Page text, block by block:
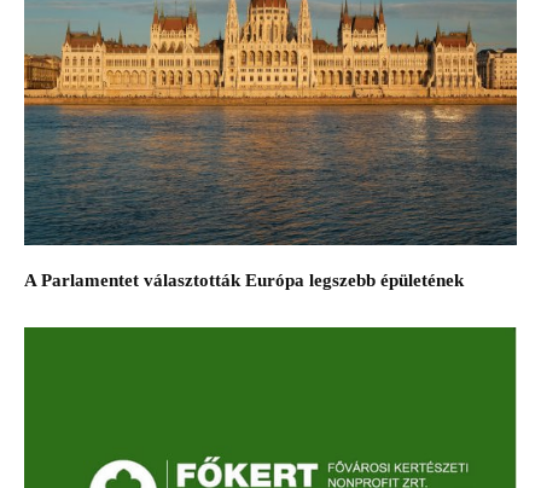
A Parlamentet választották Európa legszebb épületének